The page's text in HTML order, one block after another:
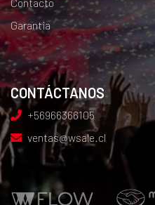
Garantia
CONTÁCTANOS
+56966366105
ventas@wsale.cl